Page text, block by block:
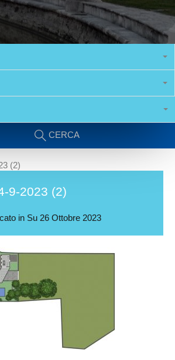
CERCA
9-2023 (2)
in Su 26 Ottobre 2023